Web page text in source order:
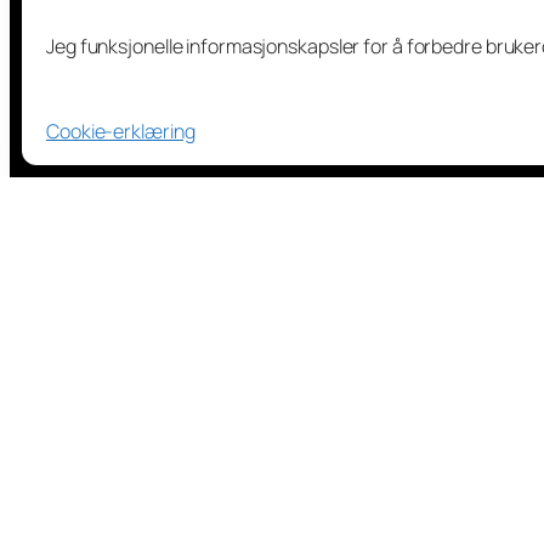
Jeg funksjonelle informasjonskapsler for å forbedre
Cookie-erklæring